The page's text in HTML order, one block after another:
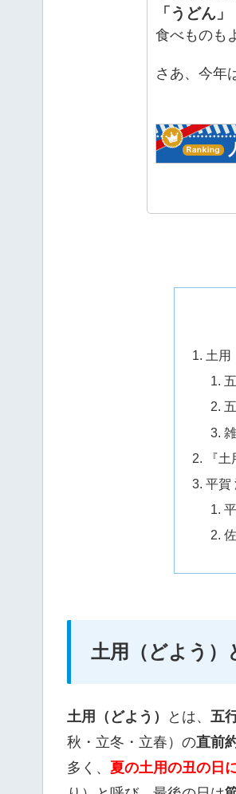
「うどん
食べものも
さあ、今年
土用
『
平賀
土用（どよう）
土用（どよう） とは、 五
秋・立冬・立春）の直前
多く、 夏の土用の丑の日